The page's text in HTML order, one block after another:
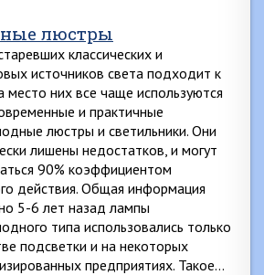
люстры
классических и
источников света подходит к
место них все чаще используются
и практичные
люстры и светильники. Они
лишены недостатков, и могут
90% коэффициентом
действия. Общая информация
5-6 лет назад лампы
типа использовались только
подсветки и на некоторых
предприятиях. Такое…